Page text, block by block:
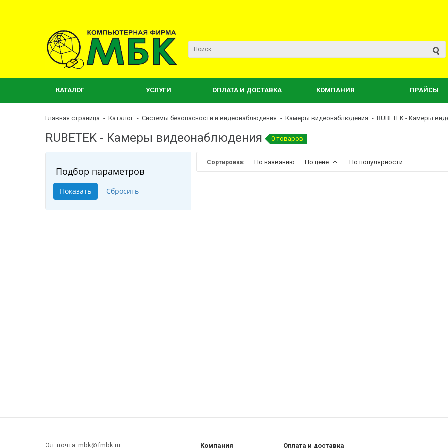
КАТАЛОГ УСЛУГИ ОПЛАТА И ДОСТАВКА КОМПАНИЯ ПРАЙСЫ
Главная страница - Каталог - Системы безопасности и видеонаблюдения - Камеры видеонаблюдения - RUBETEK - Камеры
RUBETEK - Камеры видеонаблюдения 0 товаров
Подбор параметров
Сортировка: По названию По цене По популярности
Эл. почта: mbk@fmbk.ru Компания Оплата и доставка